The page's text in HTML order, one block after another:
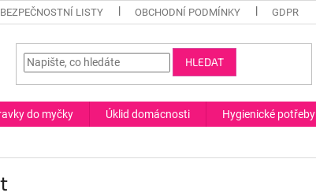
BEZPEČNOSTNÍ LISTY OBCHODNÍ PODMÍNKY GDPR
HLEDAT
do myčky Úklid domácnosti Hygienické potřeby